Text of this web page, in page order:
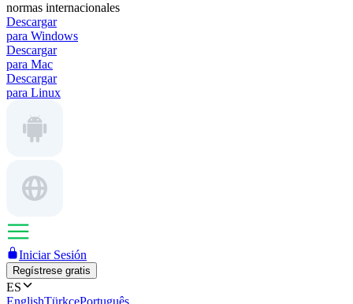
normas internacionales
Descargar
para Windows
Descargar
para Mac
Descargar
para Linux
Iniciar Sesión
Regístrese gratis
ES
EnglishTürkçePortuguês